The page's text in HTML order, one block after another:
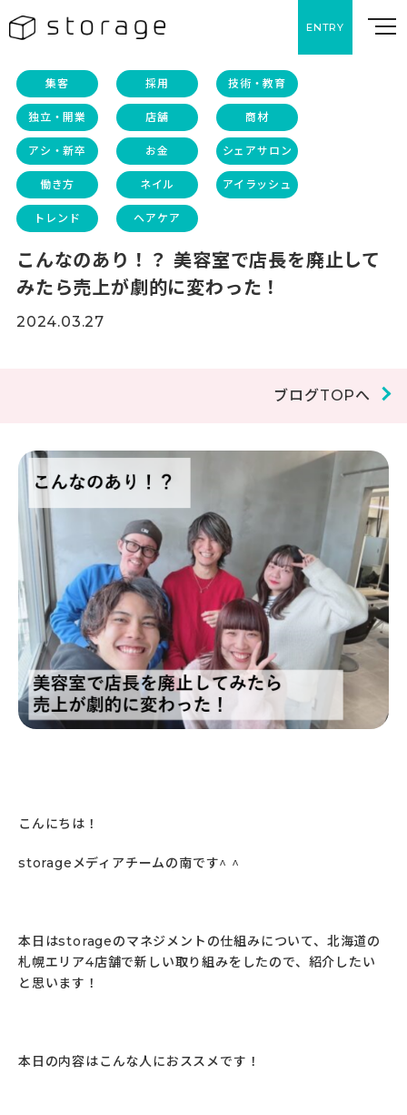
ENTRY
集客 採用 技術・教育
独立・開業 店舗 商材
アシ・新卒 お金 シェアサロン
働き方 ネイル アイラッシュ
トレンド ヘアケア
こんなのあり！？ 美容室で店長を廃止して
みたら売上が劇的に変わった！
2024.03.27
ブログTOPへ
こんにちは！
storageメディアチームの南です^ ^
本日はstorageのマネジメントの仕組みについて、北海道の
札幌エリア4店舗で新しい取り組みをしたので、紹介したい
と思います！
本日の内容はこんな人におススメです！